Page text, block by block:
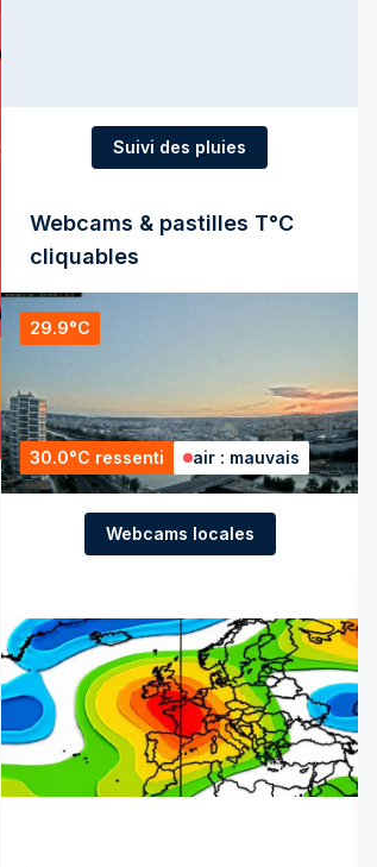
Suivi des pluies
Webcams & pastilles T°C
cliquables
29.9°C
30.0°C ressenti air : mauvais
Webcams locales